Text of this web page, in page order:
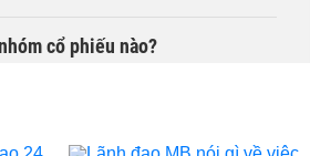
cổ phiếu nào?